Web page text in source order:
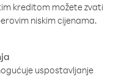
kreditom možete zvati
niskim cijenama.
uspostavljanje